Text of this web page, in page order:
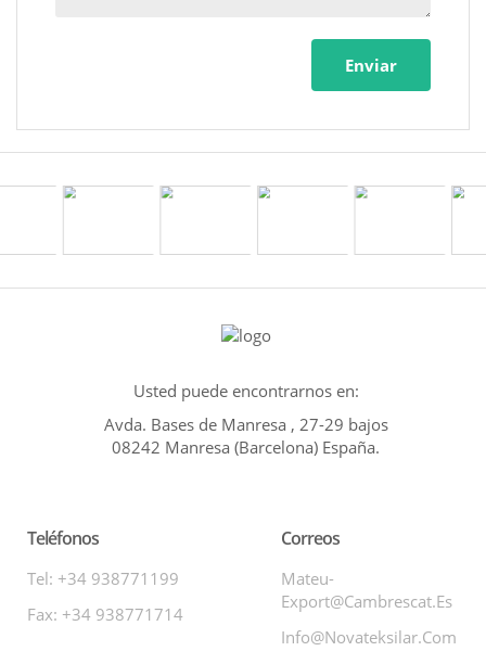
Enviar
Usted puede encontrarnos en:
Avda. Bases de Manresa , 27-29 bajos
08242 Manresa (Barcelona) España.
Teléfonos
Tel: +34 938771199
Fax: +34 938771714
Correos
Mateu-
Export@cambrescat.es
Info@novateksilar.com